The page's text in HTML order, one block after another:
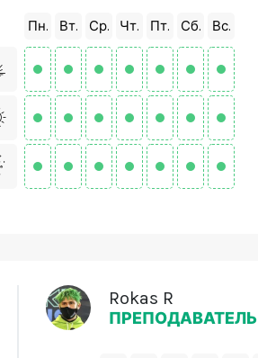
Пн. Вт. Ср. Чт. Пт. Сб. Вс.
Rokas R
ПРЕПОДАВАТЕЛЬ